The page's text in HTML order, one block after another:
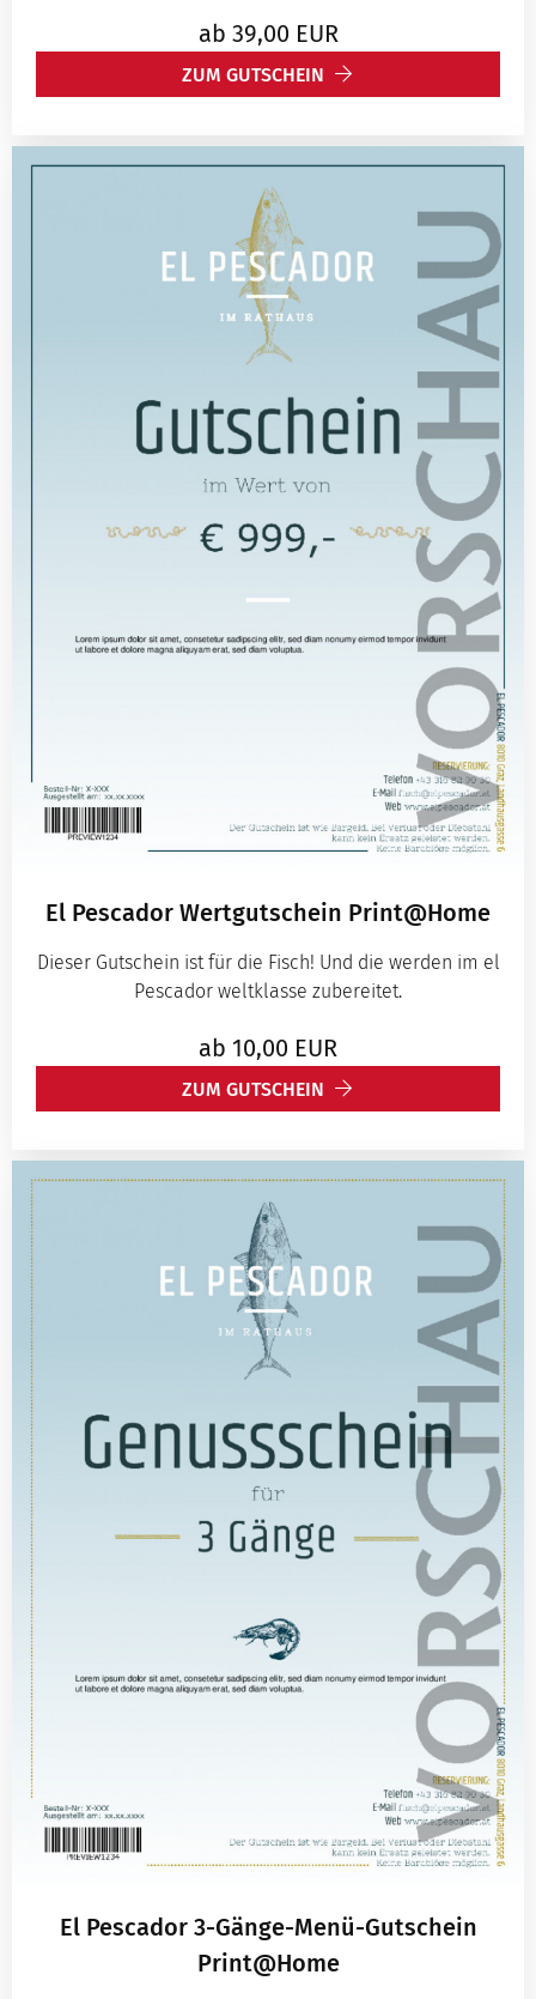
ab 39,00 EUR
ZUM GUTSCHEIN
El Pescador Wertgutschein Print@Home
Dieser Gutschein ist für die Fisch! Und die werden im el
Pescador weltklasse zubereitet.
ab 10,00 EUR
ZUM GUTSCHEIN
El Pescador 3-Gänge-Menü-Gutschein
Print@Home